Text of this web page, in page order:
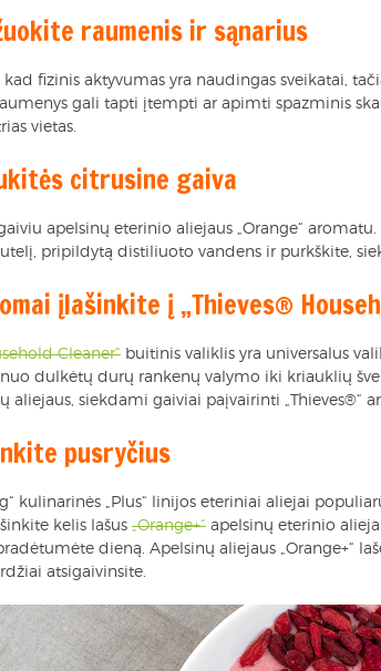
raumenis ir sąnarius
kad fizinis aktyvumas yra naudingas sveikatai,
gali tapti įtempti ar apimti spazminis
vietas.
citrusine gaiva
apelsinų eterinio aliejaus „Orange“
pripildytą distiliuoto vandens ir purkškite,
įlašinkite į „Thieves®
Cleaner“ buitinis valiklis yra universalus
nuo dulkėtų durų rankenų valymo iki kriauklių
aliejaus, siekdami gaiviai paįvairinti „Thieves®“
pusryčius
kulinarinės „Plus“ linijos eteriniai aliejai
kelis lašus „Orange+“ apelsinų eterinio
dieną. Apelsinų aliejaus „Orange+“
atsigaivinsite.